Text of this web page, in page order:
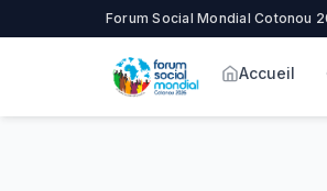
Forum Social Mondial Cotonou
Accueil